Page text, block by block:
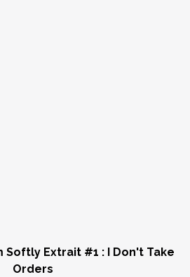
Softly Extrait #1 : I Don't Take
Orders